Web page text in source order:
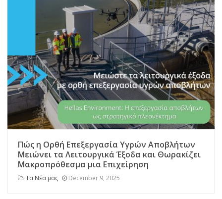
Πώς η Ορθή Επεξεργασία Υγρών Αποβλήτων
Μειώνει τα Λειτουργικά Έξοδα και Θωρακίζει
Μακροπρόθεσμα μια Επιχείρηση
Τα Νέα μας December 9, 2025